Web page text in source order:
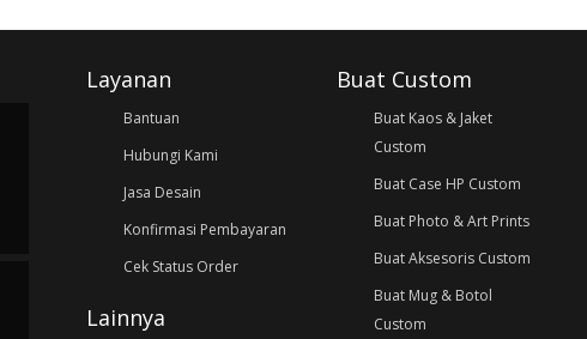
Layanan
Bantuan
Hubungi Kami
Jasa Desain
Konfirmasi Pembayaran
Cek Status Order
Lainnya
Buat Custom
Buat Kaos & Jaket
Custom
Buat Case HP Custom
Buat Photo & Art Prints
Buat Aksesoris Custom
Buat Mug & Botol
Custom